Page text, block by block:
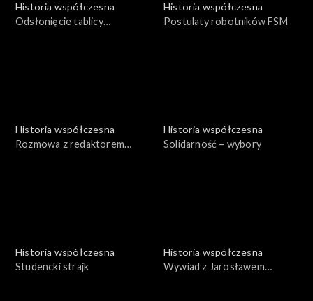
Historia współczesna
Odsłonięcie tablicy
Historia współczesna
Postulaty robotników FSM
Historia współczesna
Rozmowa z redaktorem
Historia współczesna
Solidarność – wybory
Historia współczesna
Studencki strajk
Historia współczesna
Wywiad z Jarosławem